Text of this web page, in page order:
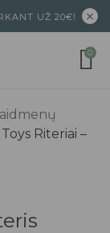
UŽ 20€!
0
Riteriai –